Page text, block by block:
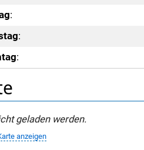
:
:
:
geladen werden.
anzeigen